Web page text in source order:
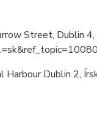
Street, Dublin 4,
Dublin 2,